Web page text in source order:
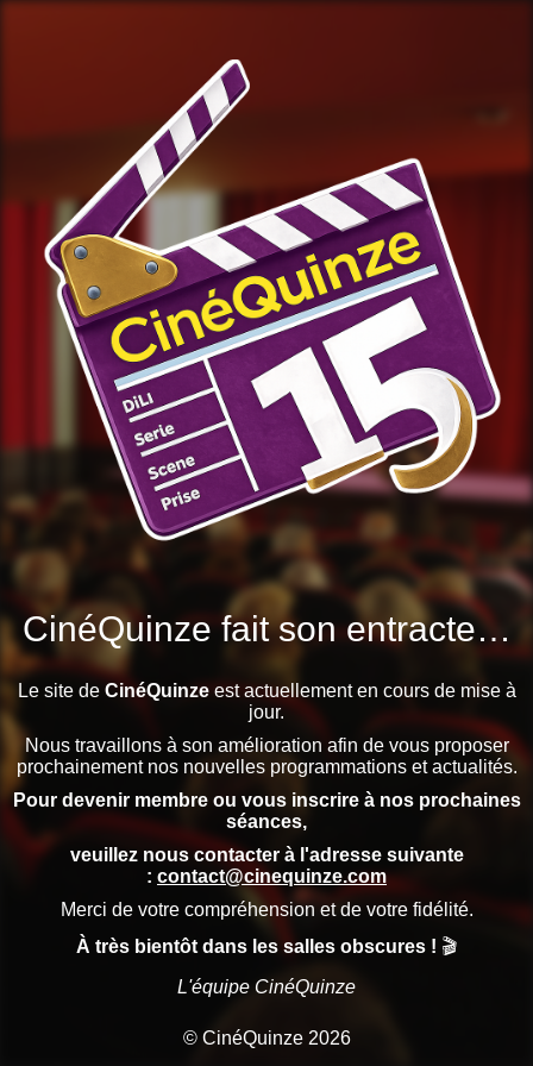
CinéQuinze fait son entracte…
Le site de CinéQuinzeest actuellement en cours de mise à
jour.
Nous travaillons à son amélioration afin de vous proposer
prochainement nos nouvelles programmations et actualités.
Pour devenir membre ou vous inscrire à nos prochaines
séances,
veuillez nous contacter à l'adresse suivante
: contact@cinequinze.com
Merci de votre compréhension et de votre fidélité.
À très bientôt dans les salles obscures ! 🎬
L'équipe CinéQuinze
© CinéQuinze 2026